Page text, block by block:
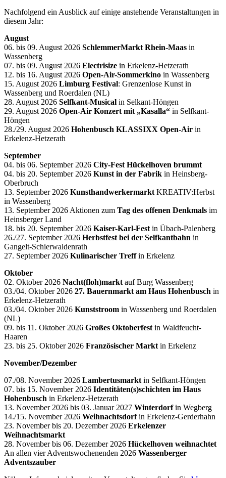
Nachfolgend ein Ausblick auf einige anstehende Veranstaltungen in
diesem Jahr:
August
06. bis 09. August 2026 SchlemmerMarkt Rhein-Maas in
Wassenberg
07. bis 09. August 2026 Electrisize in Erkelenz-Hetzerath
12. bis 16. August 2026 Open-Air-Sommerkino in Wassenberg
15. August 2026 Limburg Festival: Grenzenlose Kunst in
Wassenberg und Roerdalen (NL)
28. August 2026 Selfkant-Musical in Selkant-Höngen
29. August 2026 Open-Air Konzert mit „Kasalla“ in Selfkant-
Höngen
28./29. August 2026 Hohenbusch KLASSIXX Open-Air in
Erkelenz-Hetzerath
September
04. bis 06. September 2026 City-Fest Hückelhoven brummt
04. bis 20. September 2026 Kunst in der Fabrik in Heinsberg-
Oberbruch
13. September 2026 Kunsthandwerkermarkt KREATIV:Herbst
in Wassenberg
13. September 2026 Aktionen zum Tag des offenen Denkmals im
Heinsberger Land
18. bis 20. September 2026 Kaiser-Karl-Fest in Übach-Palenberg
26./27. September 2026 Herbstfest bei der Selfkantbahn in
Gangelt-Schierwaldenrath
27. September 2026 Kulinarischer Treffin Erkelenz
Oktober
02. Oktober 2026 Nacht(floh)markt auf Burg Wassenberg
03./04. Oktober 2026 27. Bauernmarkt am Haus Hohenbusch in
Erkelenz-Hetzerath
03./04. Oktober 2026 Kunststroom in Wassenberg und Roerdalen
(NL)
09. bis 11. Oktober 2026 Großes Oktoberfest in Waldfeucht-
Haaren
23. bis 25. Oktober 2026 Französischer Markt in Erkelenz
November/Dezember
07./08. November 2026 Lambertusmarkt in Selfkant-Höngen
07. bis 15. November 2026 Identitäten(s)schichten im Haus
Hohenbusch in Erkelenz-Hetzerath
13. November 2026 bis 03. Januar 2027 Winterdorfin Wegberg
14./15. November 2026 Weihnachtsdorfin Erkelenz-Gerderhahn
23. November bis 20. Dezember 2026 Erkelenzer
Weihnachtsmarkt
28. November bis 06. Dezember 2026 Hückelhoven weihnachtet
An allen vier Adventswochenenden 2026 Wassenberger
Adventszauber